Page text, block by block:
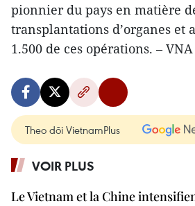
pionnier du pays en matière
transplantations d’organes et
1.500 de ces opérations. – VNA
Theo dõi VietnamPlus
VOIR PLUS
Le Vietnam et la Chine